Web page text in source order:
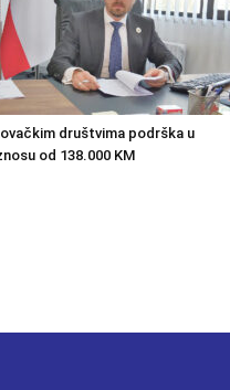
društvima podrška u
od 138.000 KM